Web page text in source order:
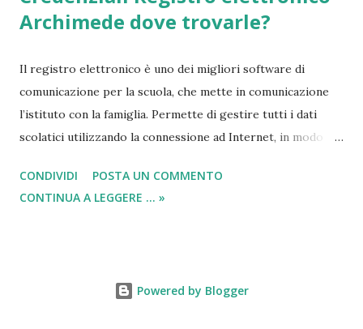
Archimede dove trovarle?
Il registro elettronico è uno dei migliori software di
comunicazione per la scuola, che mette in comunicazione
l’istituto con la famiglia. Permette di gestire tutti i dati
scolatici utilizzando la connessione ad Internet, in modo
monitorato qualsiasi tipo di svolgimento che avviene a
scuola. In questa breve descrizione, dove tra poco
strumento scolastico presente sul mercato, in quanto
CONDIVIDI
POSTA UN COMMENTO
CONTINUA A LEGGERE ... »
Powered by Blogger